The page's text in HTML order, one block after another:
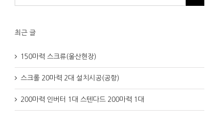
최근 글
150마력 스크류(울산현장)
스크롤 20마력 2대 설치시공(공항)
200마력 인버터 1대 스텐다드 200마력 1대